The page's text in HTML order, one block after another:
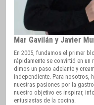
Mar Gavilán y Javier
En 2005, fundamos el primer
rápidamente se convirtió en un
dimos un paso adelante y
independiente. Para nosotros,
nuestras pasiones por la
nuestro objetivo es inspirar,
entusiastas de la cocina.